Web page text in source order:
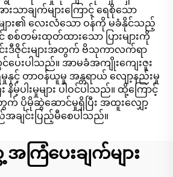
သာချက်များကြောင့် ရေစိုသော
များ၏ လေးလံသော ဝန်ကို မခံနိုင်သည့်
စ်တမ်းထုတ်ထားသော ပြားများကို
းဒီဇိုင်းများအတွက် ဗိသုကာလက်ရာ
ပေးပါသည်။ အာမခံအကျိုးကျေးဇူး
မှုနှင့် တာဝန်ယူမှု အန္တရာယ် လျော့နည်းမှု
မ့်ပါးမှုများ ပါဝင်ပါသည်။ ထို့ကြောင့်
က် ပိုမိုဆွဲဆောင်မှုရှိပြီး အထူးလျှော့
အချင်းပြည့်မီစေပါသည်။
ြံပေးချက်များ